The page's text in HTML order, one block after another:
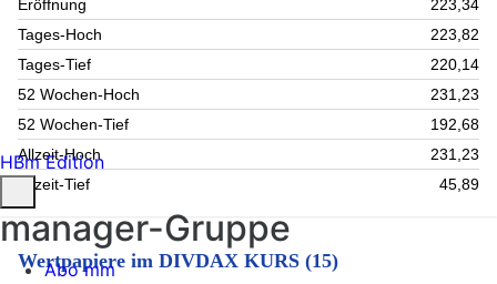
Eröffnung
223,34
Tages-Hoch
223,82
Tages-Tief
220,14
52 Wochen-Hoch
231,23
52 Wochen-Tief
192,68
Allzeit-Hoch
231,23
Allzeit-Tief
45,89
Wertpapiere im DIVDAX KURS (15)
HBm Edition
manager-Gruppe
Abo mm